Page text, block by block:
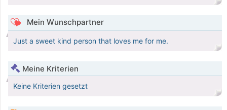
Mein Wunschpartner
Just a sweet kind person that loves me for me.
Meine Kriterien
Keine Kriterien gesetzt